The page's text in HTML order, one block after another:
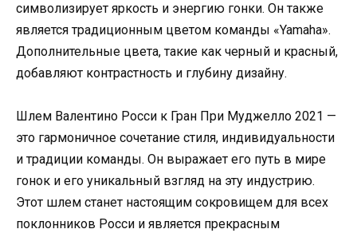
символизирует яркость и энергию гонки. Он также
является традиционным цветом команды «Yamaha».
Дополнительные цвета, такие как черный и красный,
добавляют контрастность и глубину дизайну.
Шлем Валентино Росси к Гран При Муджелло 2021 —
это гармоничное сочетание стиля, индивидуальности
и традиции команды. Он выражает его путь в мире
гонок и его уникальный взгляд на эту индустрию.
Этот шлем станет настоящим сокровищем для всех
поклонников Росси и является прекрасным